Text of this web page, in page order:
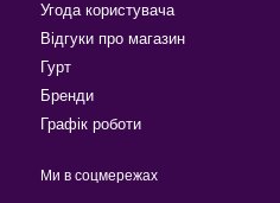
Угода користувача
Відгуки про магазин
Гурт
Бренди
Графік роботи
Ми в соцмережах